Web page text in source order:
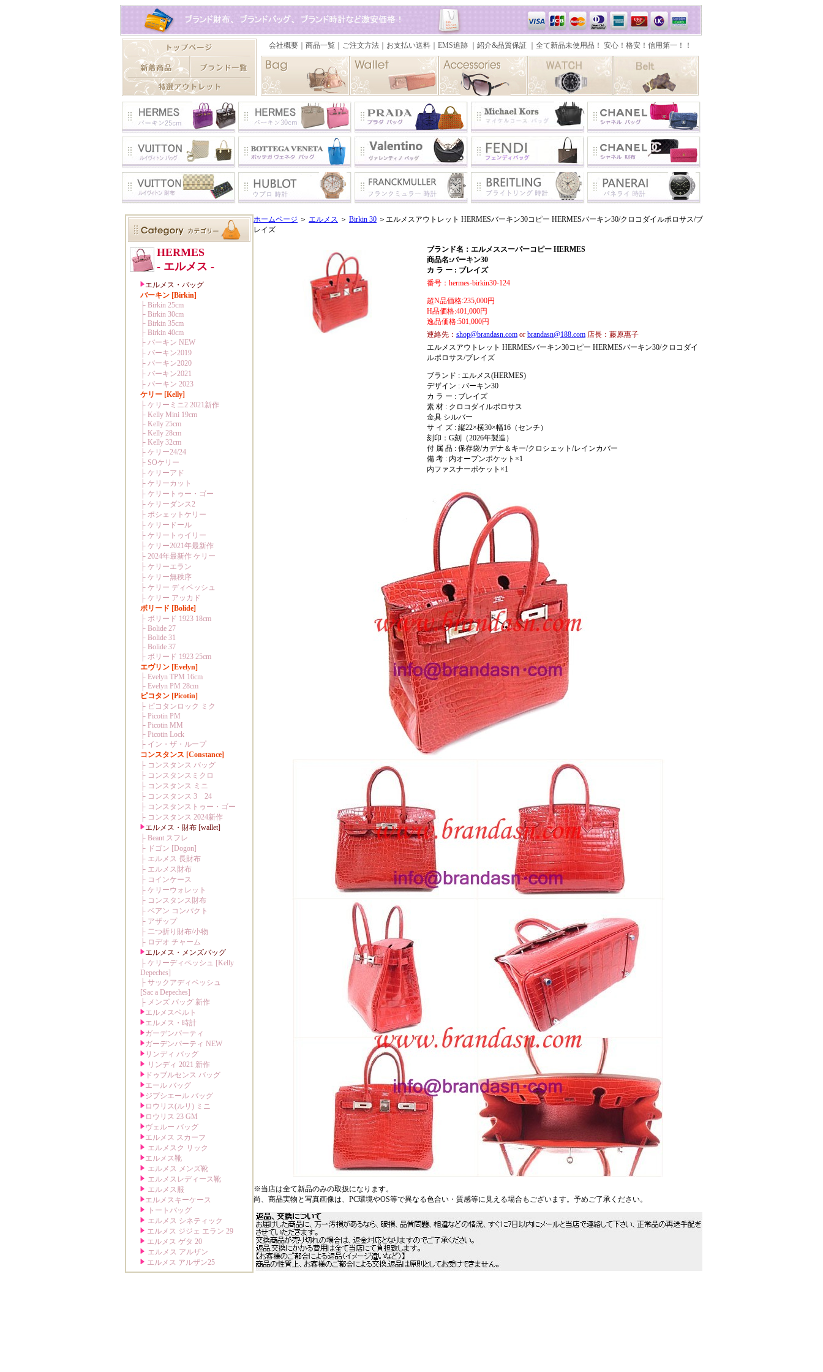
ホームページ ＞ エルメス ＞ Birkin 30 ＞エルメスアウトレット HERMESバーキン30コピー HERMESバーキン30/クロコダイルポロサス/ブ
レイズ
ブランド名：エルメススーパーコピー HERMES
商品名:バーキン30
カ ラ ー : ブレイズ
番号：hermes-birkin30-124
超N品価格:235,000円
H品価格:401,000円
逸品価格:501,000円
連絡先： shop@brandasn.com or brandasn@188.com 店長：藤原惠子
エルメスアウトレット HERMESバーキン30コピー HERMESバーキン30/クロコダイ
ルポロサス/ブレイズ
ブランド : エルメス(HERMES)
デザイン : バーキン30
カ ラ ー : ブレイズ
素 材 : クロコダイルポロサス
金具 シルバー
サ イ ズ : 縦22×横30×幅16（センチ）
刻印：G刻（2026年製造）
付 属 品 : 保存袋/カデナ＆キー/クロシェット/レインカバー
備 考 : 内オープンポケット×1
内ファスナーポケット×1
※当店は全て新品のみの取扱になります。
尚、商品実物と写真画像は、PC環境やOS等で異なる色合い・質感等に見える場合もございます。予めご了承ください。